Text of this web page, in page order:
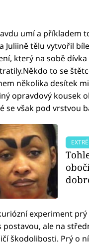
umí a příkladem
Juliině tělu vytvořil
který na sobě
to se
několika desítek
opravdový kousek
se však pod vrstvou
experiment prý
ale na
škodolibosti. Prý o